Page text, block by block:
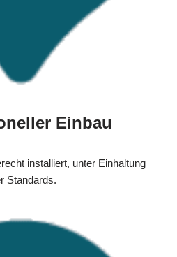
Einbau
installiert, unter Einhaltung
Standards.